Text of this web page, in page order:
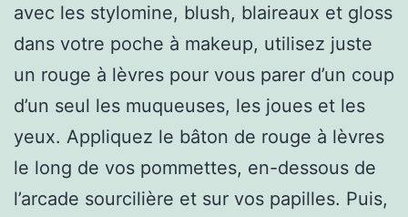
avec les stylomine, blush, blaireaux et gloss
dans votre poche à makeup, utilisez juste
un rouge à lèvres pour vous parer d’un coup
d’un seul les muqueuses, les joues et les
yeux. Appliquez le bâton de rouge à lèvres
le long de vos pommettes, en-dessous de
l’arcade sourcilière et sur vos papilles. Puis,